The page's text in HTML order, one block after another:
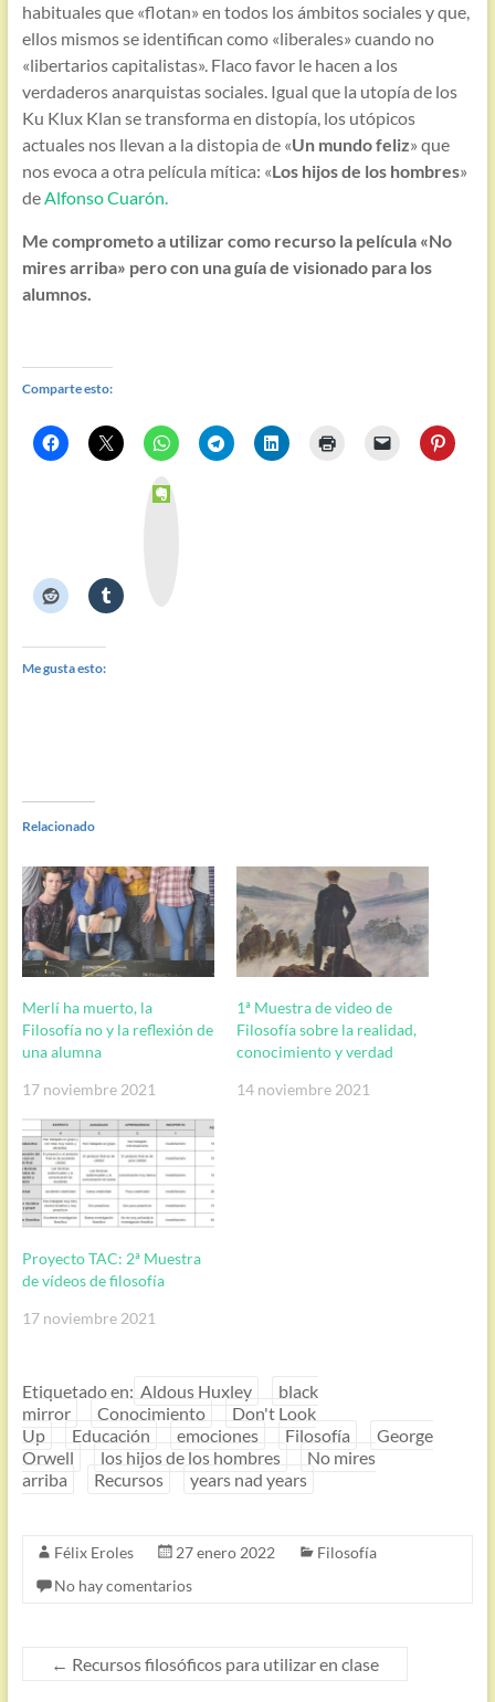
habituales que «flotan» en todos los ámbitos sociales y que,
ellos mismos se identifican como «liberales» cuando no
«libertarios capitalistas». Flaco favor le hacen a los
verdaderos anarquistas sociales. Igual que la utopía de los
Ku Klux Klan se transforma en distopía, los utópicos
actuales nos llevan a la distopia de «Un mundo feliz» que
nos evoca a otra película mítica: «Los hijos de los hombres»
deAlfonso Cuarón.
Me comprometo a utilizar como recurso la película «No
mires arriba» pero con una guía de visionado para los
alumnos.
Comparte esto:
E
v
Me gusta esto:
Relacionado
Merlí ha muerto, la
Filosofía no y la reflexión de
una alumna
17 noviembre 2021
1ª Muestra de video de
Filosofía sobre la realidad,
conocimiento y verdad
14 noviembre 2021
Proyecto TAC: 2ª Muestra
de vídeos de filosofía
17 noviembre 2021
Etiquetado en: Aldous Huxley
black
mirror
Conocimiento
Don't Look
Up
Educación emociones Filosofía
George
Orwell
los hijos de los hombres
No mires
arriba
Recursos years nad years
Félix Eroles 27 enero 2022
Filosofía
No hay comentarios
← Recursos filosóficos para utilizar en clase